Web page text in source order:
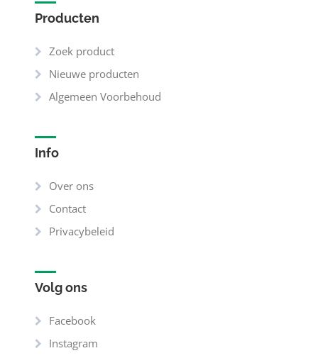
Producten
Zoek product
Nieuwe producten
Algemeen Voorbehoud
Info
Over ons
Contact
Privacybeleid
Volg ons
Facebook
Instagram